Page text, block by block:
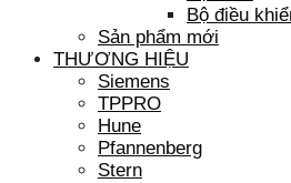
Bộ điều
Sản phẩm mới
THƯƠNG HIỆU
Siemens
TPPRO
Hune
Pfannenberg
Stern